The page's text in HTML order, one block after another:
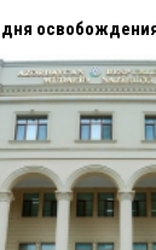
дня